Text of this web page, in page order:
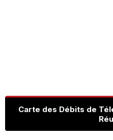
Carte des Débits de